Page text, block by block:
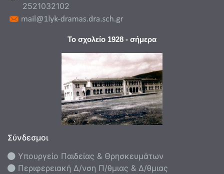
2521032102
Το σχολείο 1928 - σήμερα
Σύνδεσμοι
Υπουργείο Παιδείας & Θρησκευμάτων
Περιφερειακή Δ/νση Π/θμιας & Δ/θμιας